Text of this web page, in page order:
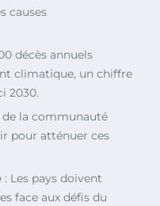
causes
décès annuels
climatique, un chiffre
2030.
de la communauté
pour atténuer ces
: Les pays doivent
face aux défis du